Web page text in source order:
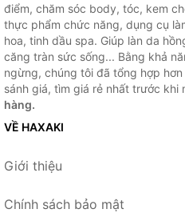
điểm, chăm sóc body, tóc, kem
thực phẩm chức năng, dụng cụ
hoa, tinh dầu spa. Giúp làn da
căng tràn sức sống... Bằng khả
ngừng, chúng tôi đã tổng hợp
sánh giá, tìm giá rẻ nhất trước khi
hàng.
VỀ HAXAKI
Giới thiệu
Chính sách bảo mật